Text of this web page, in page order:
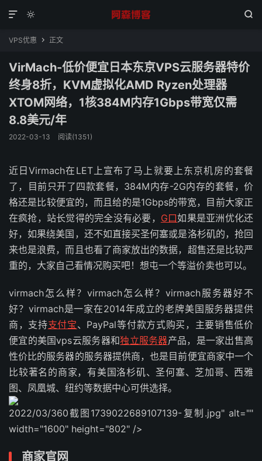
 

VPS优惠  正文
VirMach-低价便宜日本东京VPS云服务器特价
终身8折，KVM虚拟化AMD Ryzen处理器
XTOM网络，1核384M内存1Gbps带宽仅需
8.8美元/年
2022-03-13 阅读(1351)
近日Virmach在LET上宣布了马上就要上东京机房的套餐
了，目前只开了四款套餐，384M内存-2G内存的套餐，价
格还是比较便宜的，而且给的是1Gbps的带宽，目前大家正
在疯抢，站长觉得的完全没有必要， G口如果是亚洲优化还
好，如果绕美国，还不如直接买圣何塞或是洛杉矶的，抢回
来也是浪费，而且也看了商家放出的数据，超售还是比较严
重的，大家自己看情况购买吧！想屯一个等溢价卖也可以。
virmach怎么样？virmach怎么样？virmach服务器好不
好？virmach是一家在2014年成立的老牌美国服务器提供
商，支持支付宝、PayPal等付款方式购买，主要销售低价
便宜的美国vps云服务器和独立服务器产品，是一家出售高
性价比的服务器的服务器提供商，也是目前便宜商家中一个
比较著名的商家，有美国洛杉矶、圣何塞、芝加哥、西雅
图、凤凰城、纽约等数据中心可供选择。
2022/03/360截图1739022689107139-复制.jpg" alt=""
width="1600" height="802" />
商家官网